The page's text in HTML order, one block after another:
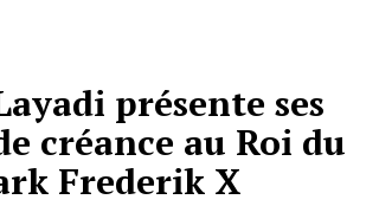
Formules d’abonnement
compte
présente ses
créance au Roi du
Frederik X